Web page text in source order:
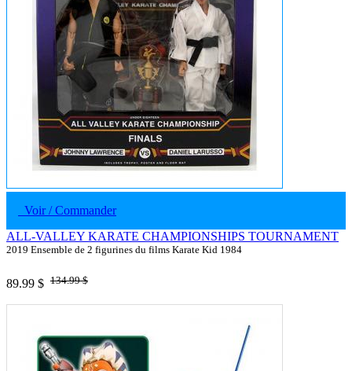
Voir / Commander
ALL-VALLEY KARATE CHAMPIONSHIPS TOURNAMENT
2019 Ensemble de 2 figurines du films Karate Kid 1984
89.99 $ 134.99 $